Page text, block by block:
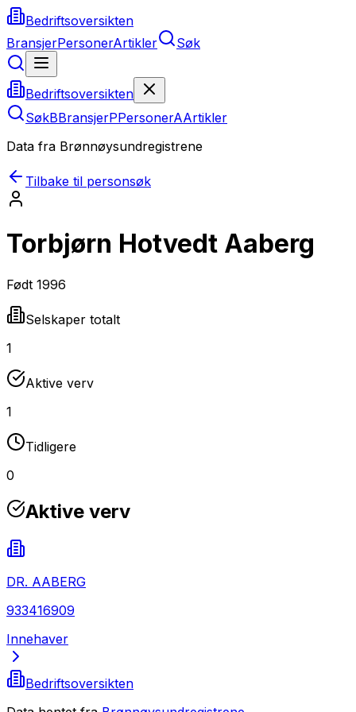
Bedriftsoversikten
BransjerPersonerArtikler Søk
Bedriftsoversikten
SøkBBransjerPPersonerAArtikler
Data fra Brønnøysundregistrene
Tilbake til personsøk
Torbjørn Hotvedt Aaberg
Født 1996
Selskaper totalt
1
Aktive verv
1
Tidligere
0
Aktive verv
DR. AABERG
933416909
Innehaver
Bedriftsoversikten